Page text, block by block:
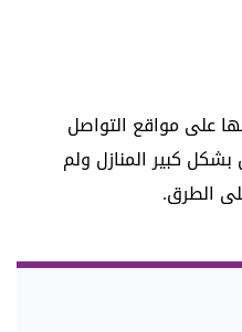
على مواقع التواصل
بشكل كبير المنازل ولم
الطرق.